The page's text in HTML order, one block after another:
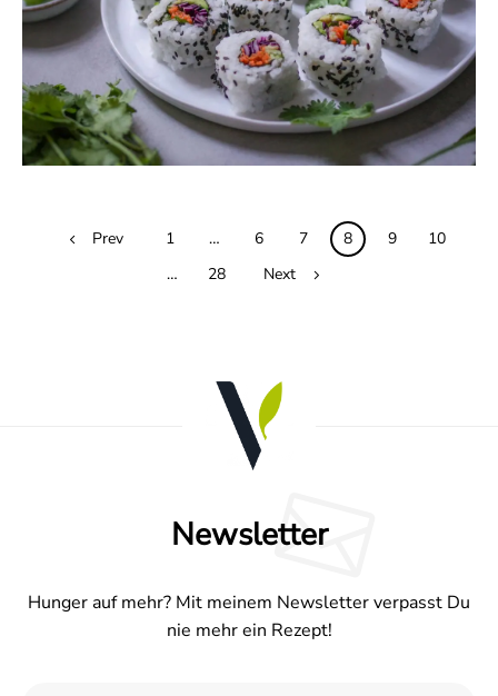
0
Posts
Prev 1 … 6 7 8 9
10
…
28 Next
Newsletter
Hunger auf mehr? Mit meinem Newsletter verpasst Du
nie mehr ein Rezept!